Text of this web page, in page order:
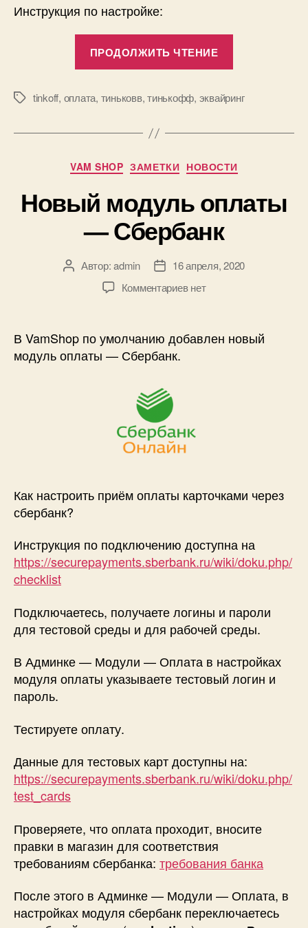
Инструкция по настройке:
ПРОДОЛЖИТЬ ЧТЕНИЕ
—
Банк»
Меткиtinkoff, оплата, тиньковв,тинькофф, эквайринг
Рубрики
VAM SHOP ЗАМЕТКИ НОВОСТИ
Новый модуль оплаты
— Сбербанк
АвторАвтор:admin
Дата16 апреля, 2020
Комментариевк
модуль
оплаты
нет
В VamShop по умолчанию добавлен новый
модуль оплаты — Сбербанк.
Как настроить приём оплаты карточками через
сбербанк?
Инструкция по подключению доступна на
https://securepayments.sberbank.ru/wiki/doku.php/
checklist
Подключаетесь, получаете логины и пароли
для тестовой среды и для рабочей среды.
В Админке — Модули — Оплата в настройках
модуля оплаты указываете тестовый логин и
пароль.
Тестируете оплату.
Данные для тестовых карт доступны на:
https://securepayments.sberbank.ru/wiki/doku.php/
test_cards
Проверяете, что оплата проходит, вносите
правки в магазин для соответствия
требованиям сбербанка: требования банка
После этого в Админке — Модули — Оплата, в
настройках модуля сбербанк переключаетесь